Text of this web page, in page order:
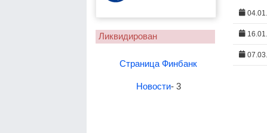
Ликвидирован
Страница Финбанк
Новости- 3